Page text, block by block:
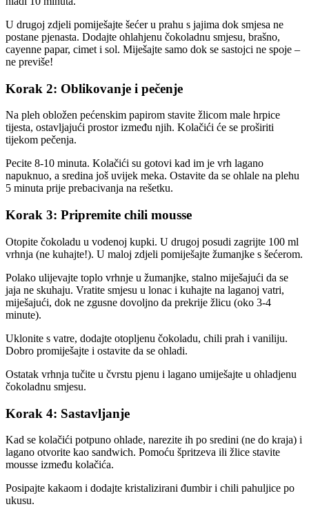
U drugoj zdjeli pomiješajte šećer u prahu s jajima dok smjesa ne
postane pjenasta. Dodajte ohlahjenu čokoladnu smjesu, brašno,
cayenne papar, cimet i sol. Miješajte samo dok se sastojci ne spoje –
ne previše!
Korak 2: Oblikovanje i pečenje
Na pleh obložen pećenskim papirom stavite žlicom male hrpice
tijesta, ostavljajući prostor između njih. Kolačići će se proširiti
tijekom pečenja.
Pecite 8-10 minuta. Kolačići su gotovi kad im je vrh lagano
napuknuo, a sredina još uvijek meka. Ostavite da se ohlale na plehu
5 minuta prije prebacivanja na rešetku.
Korak 3: Pripremite chili mousse
Otopite čokoladu u vodenoj kupki. U drugoj posudi zagrijte 100 ml
vrhnja (ne kuhajte!). U maloj zdjeli pomiješajte žumanjke s šećerom.
Polako ulijevajte toplo vrhnje u žumanjke, stalno miješajući da se
jaja ne skuhaju. Vratite smjesu u lonac i kuhajte na laganoj vatri,
miješajući, dok ne zgusne dovoljno da prekrije žlicu (oko 3-4
minute).
Uklonite s vatre, dodajte otopljenu čokoladu, chili prah i vaniliju.
Dobro promiješajte i ostavite da se ohladi.
Ostatak vrhnja tučite u čvrstu pjenu i lagano umiješajte u ohladjenu
čokoladnu smjesu.
Korak 4: Sastavljanje
Kad se kolačići potpuno ohlade, narezite ih po sredini (ne do kraja) i
lagano otvorite kao sandwich. Pomoću špritzeva ili žlice stavite
mousse između kolačića.
Posipajte kakaom i dodajte kristalizirani đumbir i chili pahuljice po
ukusu.